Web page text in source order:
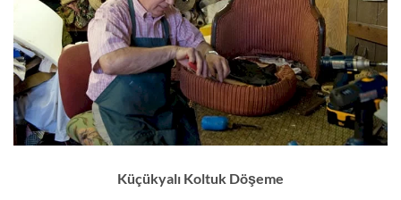
Küçükyalı Koltuk Döşeme